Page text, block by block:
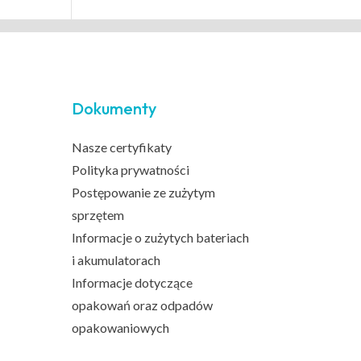
Dokumenty
Nasze certyfikaty
Polityka prywatności
Postępowanie ze zużytym
sprzętem
Informacje o zużytych bateriach
i akumulatorach
Informacje dotyczące
opakowań oraz odpadów
opakowaniowych